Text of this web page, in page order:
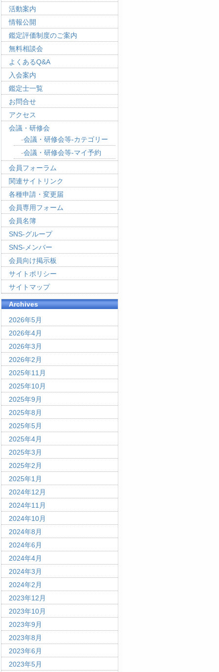
活動案内
情報公開
鑑定評価制度のご案内
無料相談会
よくあるQ&A
入会案内
鑑定士一覧
お問合せ
アクセス
会議・研修会
会議・研修会等-カテゴリー
会議・研修会等-マイ予約
会員フォーラム
関連サイトリンク
各種申請・変更届
会員専用フォーム
会員名簿
SNS-グループ
SNS-メンバー
会員向け掲示板
サイトポリシー
サイトマップ
Archives
2026年5月
2026年4月
2026年3月
2026年2月
2025年11月
2025年10月
2025年9月
2025年8月
2025年5月
2025年4月
2025年3月
2025年2月
2025年1月
2024年12月
2024年11月
2024年10月
2024年8月
2024年6月
2024年4月
2024年3月
2024年2月
2023年12月
2023年10月
2023年9月
2023年8月
2023年6月
2023年5月